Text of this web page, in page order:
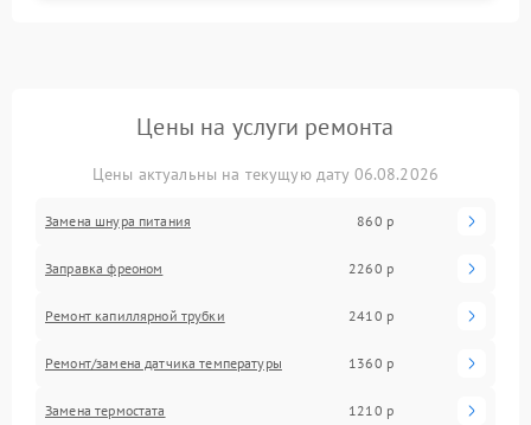
Цены на услуги ремонта
Цены актуальны на текущую дату 06.08.2026
Замена шнура питания 860 р
Заправка фреоном 2260 р
Ремонт капиллярной трубки 2410 р
Ремонт/замена датчика температуры 1360 р
Замена термостата 1210 р